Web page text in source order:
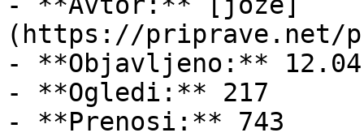
(https://priprave.net/
- **Objavljeno:**
- **Ogledi:** 217
- **Prenosi:** 743